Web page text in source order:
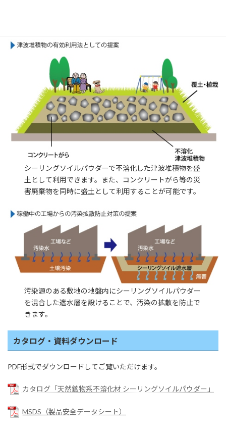
シーリングソイルパウダーで不溶化した津波堆積物を盛
土として利用できます。また、コンクリートがら等の災
害廃棄物を同時に盛土として利用することが可能です。
汚染源のある敷地の地盤内にシーリングソイルパウダー
を混合した遮水層を設けることで、汚染の拡散を防止で
きます。
カタログ・資料ダウンロード
PDF形式でダウンロードしてご覧いただけます。
カタログ「天然鉱物系不溶化材 シーリングソイルパウダー」
MSDS（製品安全データシート）